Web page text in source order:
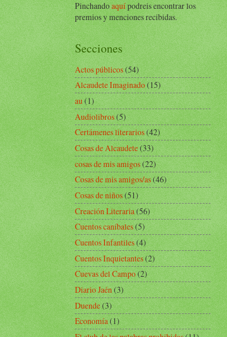
Pinchandoaquípodreis encontrar los
premios y menciones recibidas.
Secciones
Actos públicos(54)
Alcaudete Imaginado(15)
au(1)
Audiolibros(5)
Certámenes literarios(42)
Cosas de Alcaudete(33)
cosas de mis amigos(22)
Cosas de mis amigos/as(46)
Cosas de niños(51)
Creación Literaria(56)
Cuentos caníbales(5)
Cuentos Infantiles(4)
Cuentos Inquietantes(2)
Cuevas del Campo(2)
Diario Jaén(3)
Duende(3)
Economía(1)